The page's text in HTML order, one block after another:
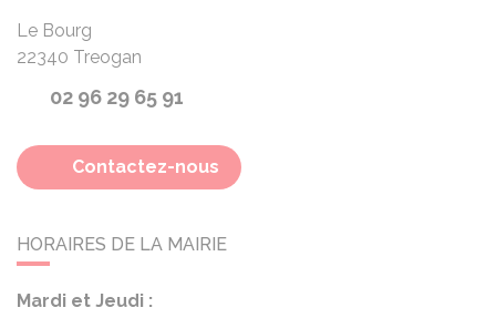
Le Bourg
22340 Treogan
02 96 29 65 91
Contactez-nous
HORAIRES DE LA MAIRIE
Mardi et Jeudi :